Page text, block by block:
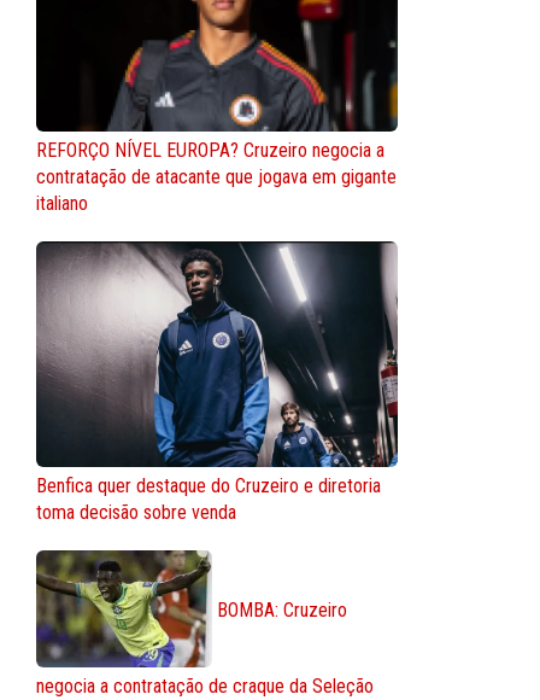
REFORÇO NÍVEL EUROPA? Cruzeiro negocia a
contratação de atacante que jogava em gigante
italiano
Benfica quer destaque do Cruzeiro e diretoria
toma decisão sobre venda
BOMBA: Cruzeiro
negocia a contratação de craque da Seleção